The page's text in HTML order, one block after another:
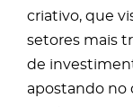
criativo, que
setores mais
de
apostando no